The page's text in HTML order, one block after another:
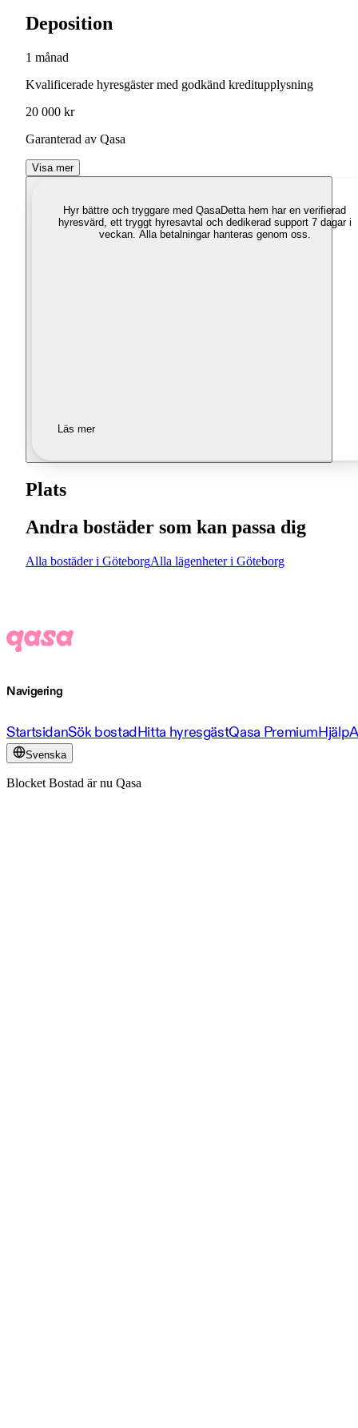
Deposition
1 månad
Kvalificerade hyresgäster med godkänd kreditupplysning
20 000 kr
Garanterad av Qasa
Visa mer
Hyr bättre och tryggare med QasaDetta hem har en verifierad
hyresvärd, ett tryggt hyresavtal och dedikerad support 7 dagar i
veckan. Alla betalningar hanteras genom oss.
Läs mer
Plats
Andra bostäder som kan passa dig
Alla bostäder i GöteborgAlla lägenheter i Göteborg
Navigering
StartsidanSök bostadHitta hyresgästQasa PremiumHjälp
Svenska
Blocket Bostad är nu Qasa